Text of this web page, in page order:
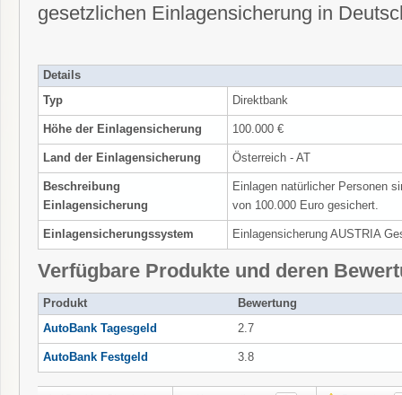
gesetzlichen Einlagensicherung in
Details
Typ
Direktbank
Höhe der Einlagensicherung 100.000 €
Land der Einlagensicherung Österreich - AT
Beschreibung
Einlagensicherung
Einlagen natürlicher Personen
von 100.000 Euro gesichert.
Einlagensicherungssystem Einlagensicherung AUSTRIA
Verfügbare Produkte und deren
Produkt
Bewertung
AutoBank Tagesgeld
2.7
AutoBank Festgeld 3.8